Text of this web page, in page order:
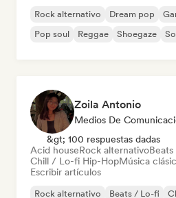
Rock alternativo Dream pop
Pop soul
Reggae Shoegaze
Zoila Antonio
Medios De
&gt; 100 respuestas dadas
Acid houseRock alternativo
Chill / Lo-fi Hip-HopMúsica
Escribir artículos
Rock alternativo Beats / Lo-fi